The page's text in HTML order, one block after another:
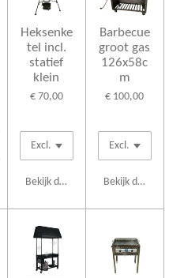
Heksenke
tel incl.
statief
klein
€ 70,00
Bekijk details
Barbecue
groot gas
126x58c
m
€ 100,00
Bekijk details